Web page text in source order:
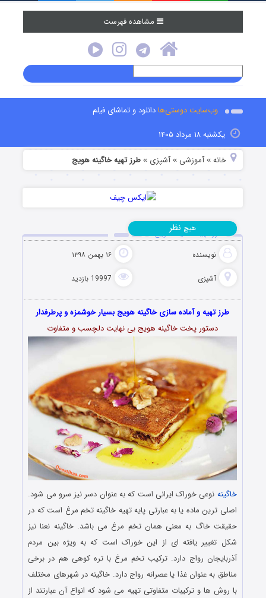
مشاهده فهرست
وب‌سایت دوستی‌هادانلود و تماشای فیلم
یکشنبه ۱۸ مرداد ۱۴۰۵
خانه »آموزشی »آشپزی »طرز تهیه خاگینه هویج
طرز تهیه خاگینه هویج
نویسنده ۱۶ بهمن ۱۳۹۸
آشپزی 19997 بازدید
هیچ نظر
طرز تهیه و آماده سازی خاگینه هویج بسیار خوشمزه و پرطرفدار
دستور پخت خاگینه هویج بی نهایت دلچسب و متفاوت
خاگینه نوعی خوراک ایرانی است که به عنوان دسر نیز سرو می‌ شود.
اصلی ‌ترین ماده یا به عبارتی پایه تهیه خاگینه تخم‌ مرغ است که در
حقیقت خاگ به معنی همان تخم ‌مرغ می باشد. خاگینه نعنا نیز
شکل تغییر یافته ‌ای از این خوراک است که به‌ ویژه بین مردم
آذربایجان رواج دارد. ترکیب تخم مرغ با تره کوهی هم در برخی
مناطق به عنوان غذا یا عصرانه رواج دارد. خاگینه در شهرهای مختلف
با روش ها و ترکیبات متفاوتی تهیه می شود که انواع آن عبارتند از